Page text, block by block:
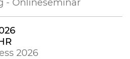
- Onlineseminar
2026